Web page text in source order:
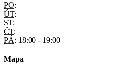
PO:
ÚT:
ST:
ČT:
PÁ: 18:00 - 19:00
Mapa